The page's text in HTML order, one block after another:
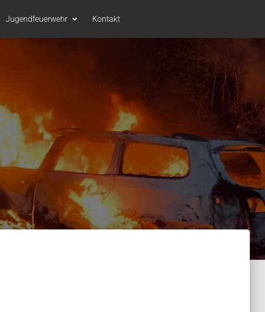
Jugendfeuerwehr Kontakt